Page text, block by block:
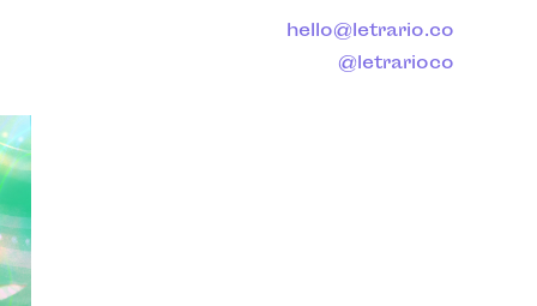
hello@letrario.co
@letrarioco